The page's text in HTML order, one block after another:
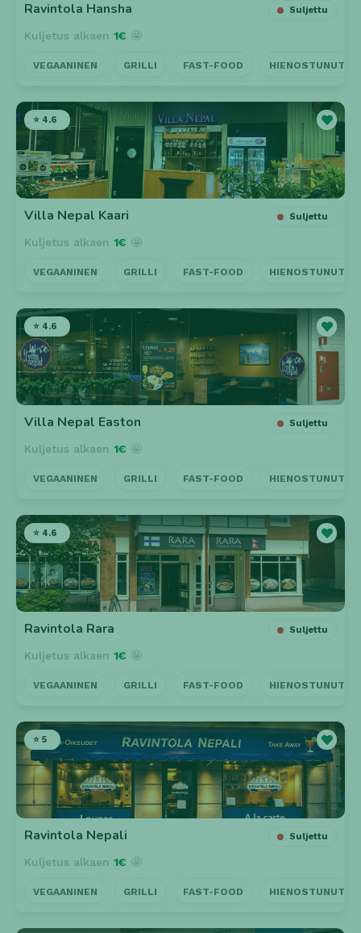
Ravintola Hansha Suljettu
Kuljetus alkaen 1€ 🤩
VEGAANINEN GRILLI FAST-FOOD HIENOSTUNUT
⭐ 4.6
Villa Nepal Kaari Suljettu
Kuljetus alkaen 1€ 🤩
VEGAANINEN GRILLI FAST-FOOD HIENOSTUNUT
⭐ 4.6
Villa Nepal Easton Suljettu
Kuljetus alkaen 1€ 🤩
VEGAANINEN GRILLI FAST-FOOD HIENOSTUNUT
⭐ 4.6
Ravintola Rara Suljettu
Kuljetus alkaen 1€ 🤩
VEGAANINEN GRILLI FAST-FOOD HIENOSTUNUT
⭐ 5
Ravintola Nepali Suljettu
Kuljetus alkaen 1€ 🤩
VEGAANINEN GRILLI FAST-FOOD HIENOSTUNUT